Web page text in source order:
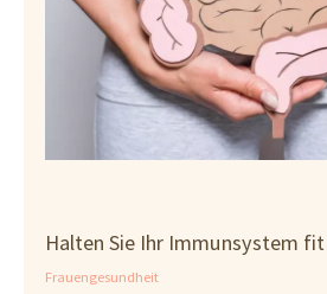
Halten Sie Ihr Immunsystem fit
Frauengesundheit